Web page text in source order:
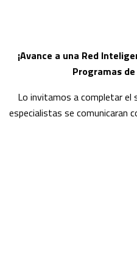
¡Avance a una Red
Programas
Lo invitamos a completar
especialistas se comunicaran